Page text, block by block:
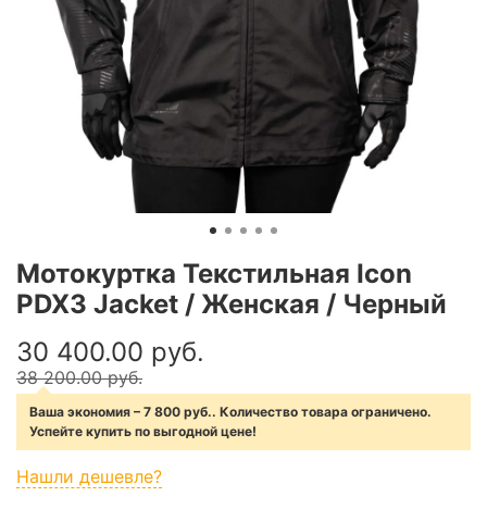
Мотокуртка Текстильная Icon
PDX3 Jacket / Женская / Черный
30 400.00 руб.
38 200.00 руб.
Нашли дешевле?
Ваша экономия – 7 800 руб.. Количество товара ограничено.
Успейте купить по выгодной цене!